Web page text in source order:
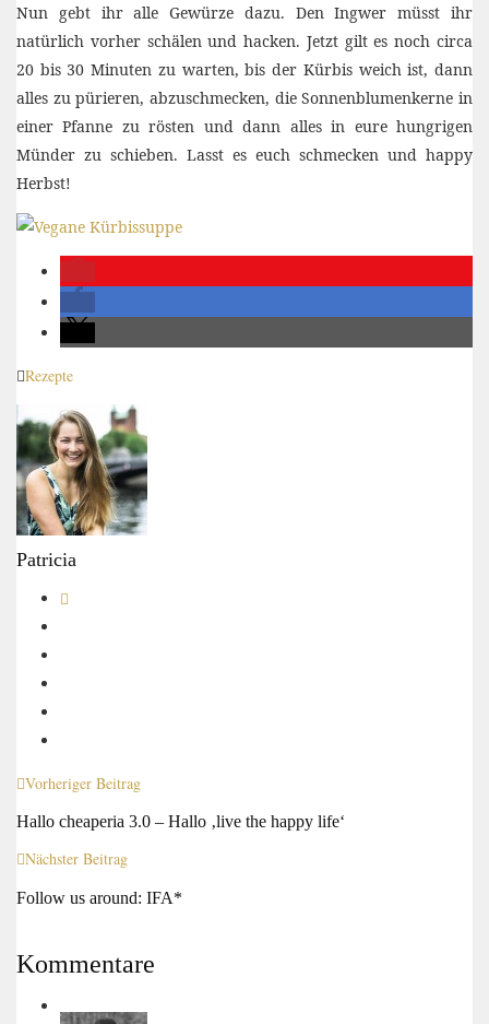
Nun gebt ihr alle Gewürze dazu. Den Ingwer müsst ihr
natürlich vorher schälen und hacken. Jetzt gilt es noch circa
20 bis 30 Minuten zu warten, bis der Kürbis weich ist, dann
alles zu pürieren, abzuschmecken, die Sonnenblumenkerne in
einer Pfanne zu rösten und dann alles in eure hungrigen
Münder zu schieben. Lasst es euch schmecken und happy
Herbst!
Rezepte
Patricia
Vorheriger Beitrag
Hallo cheaperia 3.0 – Hallo ‚live the happy life‘
Nächster Beitrag
Follow us around: IFA*
Kommentare